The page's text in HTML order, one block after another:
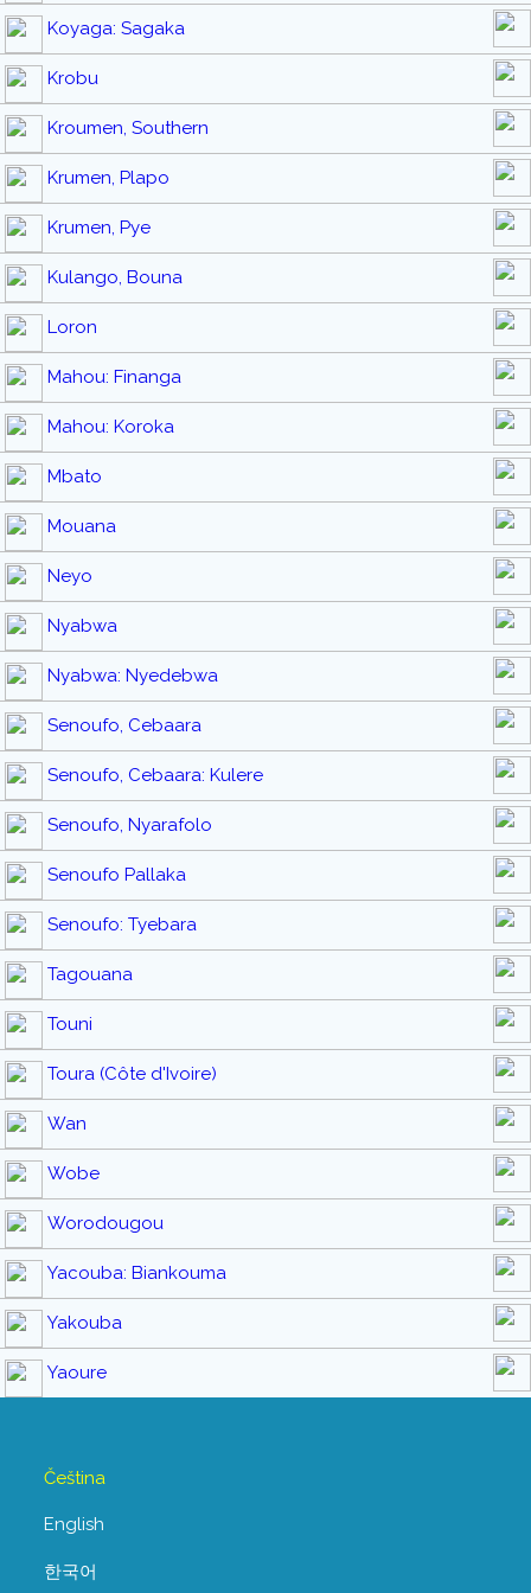
Koyaga: Sagaka
Krobu
Kroumen, Southern
Krumen, Plapo
Krumen, Pye
Kulango, Bouna
Loron
Mahou: Finanga
Mahou: Koroka
Mbato
Mouana
Neyo
Nyabwa
Nyabwa: Nyedebwa
Senoufo, Cebaara
Senoufo, Cebaara: Kulere
Senoufo, Nyarafolo
Senoufo Pallaka
Senoufo: Tyebara
Tagouana
Touni
Toura (Côte d'Ivoire)
Wan
Wobe
Worodougou
Yacouba: Biankouma
Yakouba
Yaoure
Čeština
English
한국어